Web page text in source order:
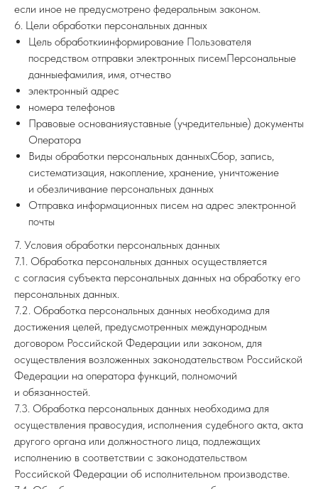
если иное не предусмотрено федеральным законом.
6. Цели обработки персональных данных
Цель обработкиинформирование Пользователя
посредством отправки электронных писемПерсональные
данныефамилия, имя, отчество
электронный адрес
номера телефонов
Правовые основанияуставные (учредительные) документы
Оператора
Виды обработки персональных данныхСбор, запись,
систематизация, накопление, хранение, уничтожение
и обезличивание персональных данных
Отправка информационных писем на адрес электронной
почты
7. Условия обработки персональных данных
7.1. Обработка персональных данных осуществляется
с согласия субъекта персональных данных на обработку его
персональных данных.
7.2. Обработка персональных данных необходима для
достижения целей, предусмотренных международным
договором Российской Федерации или законом, для
осуществления возложенных законодательством Российской
Федерации на оператора функций, полномочий
и обязанностей.
7.3. Обработка персональных данных необходима для
осуществления правосудия, исполнения судебного акта, акта
другого органа или должностного лица, подлежащих
исполнению в соответствии с законодательством
Российской Федерации об исполнительном производстве.